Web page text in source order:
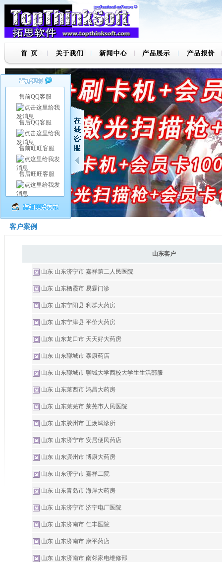
客户案例
山东客户
山东 山东济宁市 嘉祥第二人民医院
山东 山东栖霞市 易霖门诊
山东 山东宁阳县 利群大药房
山东 山东宁津县 平价大药房
山东 山东龙口市 天天好大药房
山东 山东聊城市 泰康药店
山东 山东聊城市 聊城大学西校大学生生活部服
山东 山东莱西市 鸿昌大药房
山东 山东莱芜市 莱芜市人民医院
山东 山东胶州市 王焕斌诊所
山东 山东济宁市 安居便民药店
山东 山东滨州市 博康大药房
山东 山东济宁市 嘉祥二院
山东 山东青岛市 海岸大药房
山东 山东济宁市 济宁电厂医院
山东 山东济南市 仁丰医院
山东 山东济南市 康平药店
山东 山东济南市 南邻家电维修部
售前QQ客服
售后QQ客服
售前旺旺客服
售后旺旺客服